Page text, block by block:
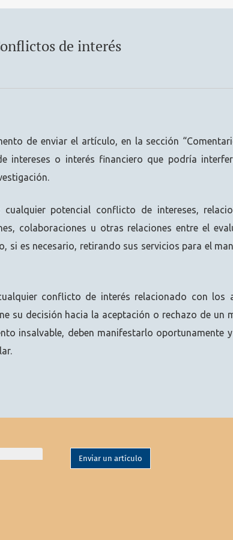
de interés
de enviar el artículo, en la sección
intereses o interés financiero que podría
potencial conflicto de intereses,
colaboraciones u otras relaciones entre el
si es necesario, retirando sus servicios para el
conflicto de interés relacionado con los
su decisión hacia la aceptación o rechazo de un
insalvable, deben manifestarlo oportunamente
Enviar un artículo